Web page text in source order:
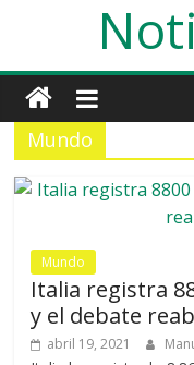
Mundo
Mundo
Italia registra
y el debate
abril 19, 2021